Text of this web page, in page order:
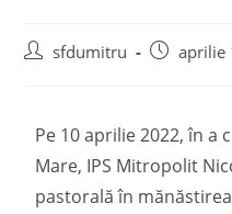
sfdumitru aprilie
Pe 10 aprilie 2022, în a
Mare, IPS Mitropolit
pastorală în